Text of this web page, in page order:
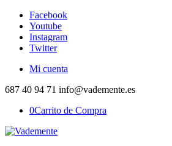
Facebook
Youtube
Instagram
Twitter
Mi cuenta
687 40 94 71 info@vademente.es
0Carrito de Compra